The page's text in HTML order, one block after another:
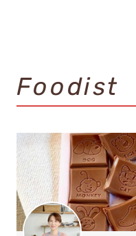
Foodist